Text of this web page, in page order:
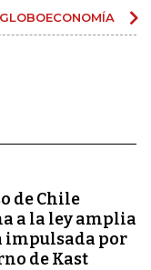
de Chile
a la ley amplia
impulsada por
de Kast